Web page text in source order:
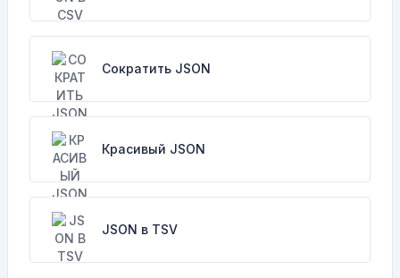
Сократить JSON
Красивый JSON
JSON в TSV